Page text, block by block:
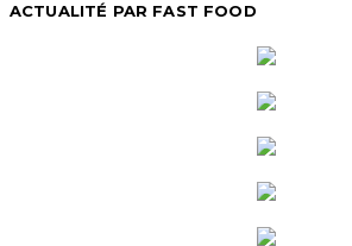
ACTUALITÉ PAR FAST FOOD